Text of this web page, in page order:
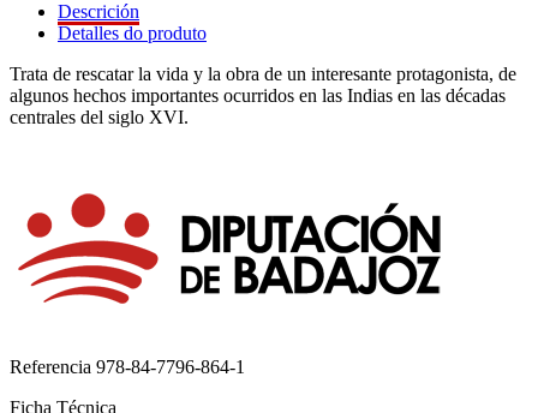
Descrición
Detalles do produto
Trata de rescatar la vida y la obra de un interesante protagonista, de
algunos hechos importantes ocurridos en las Indias en las décadas
centrales del siglo XVI.
Referencia 978-84-7796-864-1
Ficha Técnica